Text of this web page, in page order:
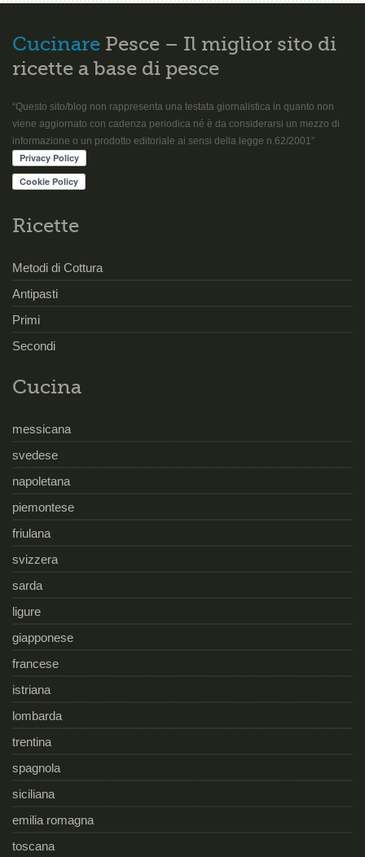
Cucinare Pesce – Il miglior sito di
ricette a base di pesce
“Questo sito/blog non rappresenta una testata giornalistica in quanto non
viene aggiornato con cadenza periodica né è da considerarsi un mezzo di
informazione o un prodotto editoriale ai sensi della legge n.62/2001”
Ricette
Metodi di Cottura
Antipasti
Primi
Secondi
Cucina
messicana
svedese
napoletana
piemontese
friulana
svizzera
sarda
ligure
giapponese
francese
istriana
lombarda
trentina
spagnola
siciliana
emilia romagna
toscana